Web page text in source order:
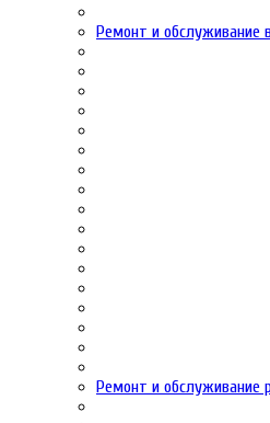
Ремонт и обслуживание
Ремонт и обслуживание